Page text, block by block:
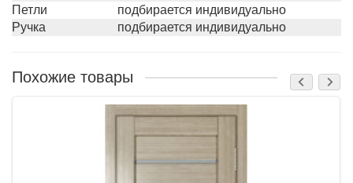
Петли
подбирается индивидуально
Ручка
подбирается индивидуально
Похожие товары